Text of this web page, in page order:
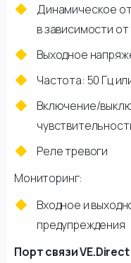
Динамическое
в зависимости от
Выходное
Частота: 50 Гц
Включение/
Реле тревоги
Мониторинг:
Входное и
предупреждения
Порт связи VE.Direct